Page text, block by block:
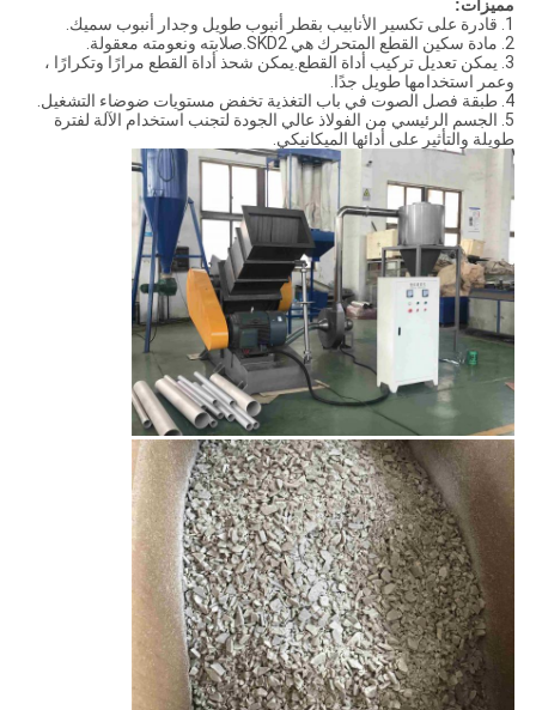
مميزات:
1. قادرة على تكسير الأنابيب بقطر أنبوب طويل وجدار أنبوب سميك.
2. مادة سكين القطع المتحرك هي SKD2.صلابته ونعومته معقولة.
3. يمكن تعديل تركيب أداة القطع.يمكن شحذ أداة القطع مرارًا وتكرارًا ،
وعمر استخدامها طويل جدًا.
4. طبقة فصل الصوت في باب التغذية تخفض مستويات ضوضاء التشغيل.
5. الجسم الرئيسي من الفولاذ عالي الجودة لتجنب استخدام الآلة لفترة
طويلة والتأثير على أدائها الميكانيكي.